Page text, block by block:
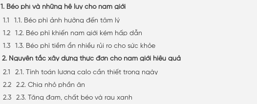
1. Béo phì và những hệ lụy cho nam giới
1.1. Béo phì ảnh hưởng đến tâm lý
1.2. Béo phì khiến nam giới kém hấp dẫn
1.3. Béo phì tiềm ẩn nhiều rủi ro cho sức khỏe
2. Nguyên tắc xây dựng thực đơn cho nam giới hiệu quả
2.1. Tính toán lượng calo cần thiết trong ngày
2.2. Chia nhỏ phần ăn
2.3. Tăng đạm, chất béo và rau xanh